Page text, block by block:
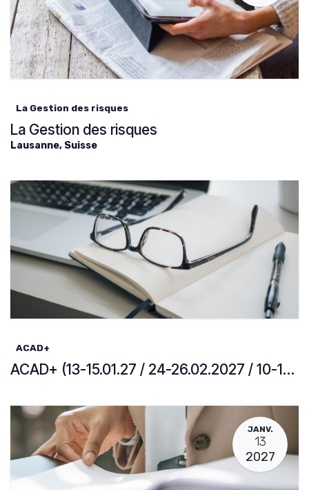
La Gestion des risques
La Gestion des risques
Lausanne, Suisse
ACAD+
ACAD+ (13-15.01.27 / 24-26.02.2027 / 10-12.03.27 / 23.03.27)
JANV.
13
2027